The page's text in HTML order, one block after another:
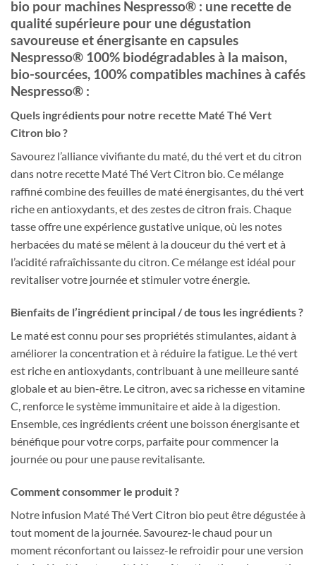
bio pour machines Nespresso® : une recette de
qualité supérieure pour une dégustation
savoureuse et énergisante en capsules
Nespresso® 100% biodégradables à la maison,
bio-sourcées, 100% compatibles machines à cafés
Nespresso® :
Quels ingrédients pour notre recette Maté Thé Vert
Citron bio ?
Savourez l’alliance vivifiante du maté, du thé vert et du citron
dans notre recette Maté Thé Vert Citron bio. Ce mélange
raffiné combine des feuilles de maté énergisantes, du thé vert
riche en antioxydants, et des zestes de citron frais. Chaque
tasse offre une expérience gustative unique, où les notes
herbacées du maté se mêlent à la douceur du thé vert et à
l’acidité rafraîchissante du citron. Ce mélange est idéal pour
revitaliser votre journée et stimuler votre énergie.
Bienfaits de l’ingrédient principal / de tous les ingrédients ?
Le maté est connu pour ses propriétés stimulantes, aidant à
améliorer la concentration et à réduire la fatigue. Le thé vert
est riche en antioxydants, contribuant à une meilleure santé
globale et au bien-être. Le citron, avec sa richesse en vitamine
C, renforce le système immunitaire et aide à la digestion.
Ensemble, ces ingrédients créent une boisson énergisante et
bénéfique pour votre corps, parfaite pour commencer la
journée ou pour une pause revitalisante.
Comment consommer le produit ?
Notre infusion Maté Thé Vert Citron bio peut être dégustée à
tout moment de la journée. Savourez-le chaud pour un
moment réconfortant ou laissez-le refroidir pour une version